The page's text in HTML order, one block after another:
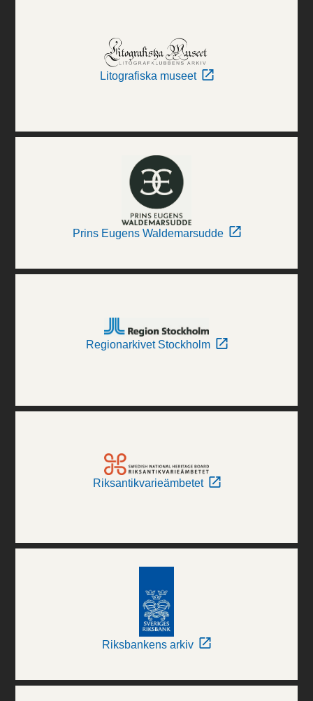
Litografiska museet
Prins Eugens Waldemarsudde
Regionarkivet Stockholm
Riksantikvarieämbetet
Riksbankens arkiv